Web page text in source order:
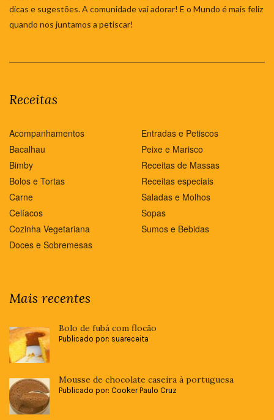
dicas e sugestões. A comunidade vai adorar! E o Mundo é mais feliz
quando nos juntamos a petiscar!
Receitas
Acompanhamentos
Bacalhau
Bimby
Bolos e Tortas
Carne
Celíacos
Cozinha Vegetariana
Doces e Sobremesas
Entradas e Petiscos
Peixe e Marisco
Receitas de Massas
Receitas especiais
Saladas e Molhos
Sopas
Sumos e Bebidas
Mais recentes
Bolo de fubá com flocão
Publicado por: suareceita
Mousse de chocolate caseira à portuguesa
Publicado por: Cooker Paulo Cruz